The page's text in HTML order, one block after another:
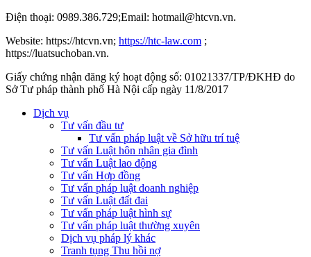
Điện thoại: 0989.386.729;Email: hotmail@htcvn.vn.
Website: https://htcvn.vn; https://htc-law.com ;
https://luatsuchoban.vn.
Giấy chứng nhận đăng ký hoạt động số: 01021337/TP/ĐKHĐ do
Sở Tư pháp thành phố Hà Nội cấp ngày 11/8/2017
Dịch vụ
Tư vấn đầu tư
Tư vấn pháp luật về Sở hữu trí tuệ
Tư vấn Luật hôn nhân gia đình
Tư vấn Luật lao động
Tư vấn Hợp đồng
Tư vấn pháp luật doanh nghiệp
Tư vấn Luật đất đai
Tư vấn pháp luật hình sự
Tư vấn pháp luật thường xuyên
Dịch vụ pháp lý khác
Tranh tụng Thu hồi nợ